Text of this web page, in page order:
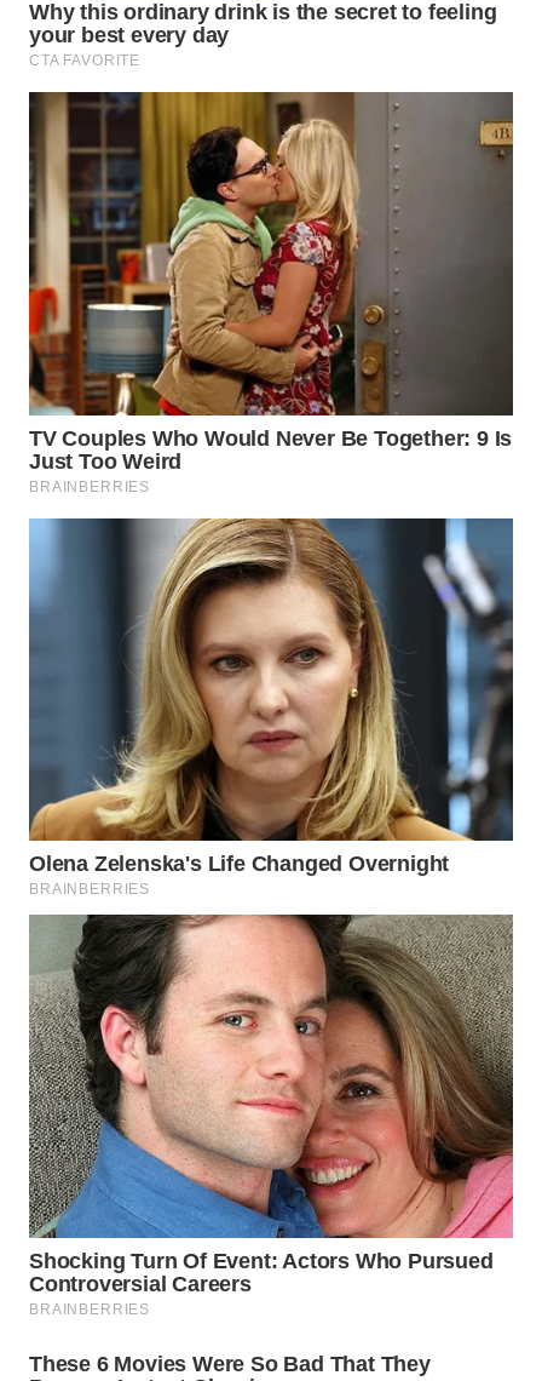
SERIBU
TANGERANG
BINJAI
CIREBON
WN
INDRAMAYU
WN
KUNINGAN
WN
WN
PURWAKARTA
WN
TIMUR
WN
SEMARANG
WN
SOLO
WN
BOROBUDUR
WN
MADURA
WN